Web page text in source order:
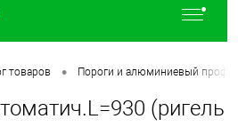
товаров • Пороги и алюминиевый
(ригель